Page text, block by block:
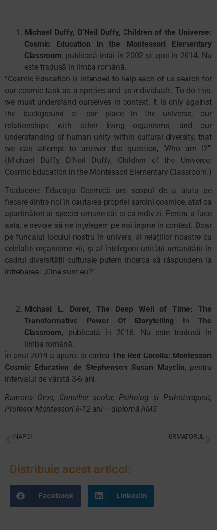
Michael Duffy, D’Neil Duffy, Children of the Universe:
Cosmic Education in the Montessori Elementary
Classroom, publicată întâi în 2002 și apoi în 2014. Nu
este tradusă în limba română.
“Cosmic Education is intended to help each of us search for
our cosmic task as a species and as individuals. To do this,
we must understand ourselves in context. It is only against
the background of our place in the universe, our
relationships with other living organisms, and our
understanding of human unity within cultural diversity, that
we can attempt to answer the question, ‘Who am I?’”
(Michael Duffy, D’Neil Duffy, Children of the Universe:
Cosmic Education in the Montessori Elementary Classroom.)
Traducere: Educația Cosmică are scopul de a ajuta pe
fiecare dintre noi în cautarea propriei sarcini cosmice, atat ca
aparținători ai speciei umane cât și ca indivizi. Pentru a face
asta, e nevoie să ne înțelegem pe noi înșine în context. Doar
pe fundalul locului nostru în univers, al relațiilor noastre cu
celelalte organisme vii, și al înțelegerii unității umanității în
cadrul diversității culturale putem încerca să răspundem la
întrebarea: „Cine sunt eu?”
Michael L. Dorer, The Deep Well of Time: The
Transformative Power Of Storytelling In The
Classroom, publicată în 2016. Nu este tradusă în
limba română.
În anul 2019 a apărut și carteaThe Red Corolla: Montessori
Cosmic Education de Stephenson Susan Mayclin, pentru
intervalul de vârstă 3-6 ani.
Ramona Oros, Consilier școlar, Psiholog și Psihoterapeut,
Profesor Montessori 6-12 ani – diplomă AMS
INAPOI URMATORUL
Distribuie acest articol:
Facebook LinkedIn